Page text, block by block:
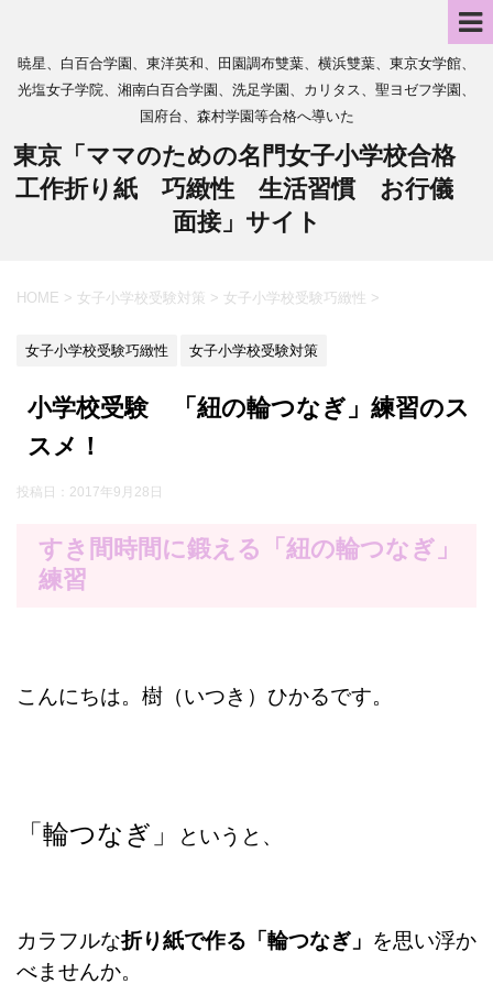
暁星、白百合学園、東洋英和、田園調布雙葉、横浜雙葉、東京女学館、
光塩女子学院、湘南白百合学園、洗足学園、カリタス、聖ヨゼフ学園、
国府台、森村学園等合格へ導いた
東京「ママのための名門女子小学校合格
工作折り紙 巧緻性 生活習慣 お行儀
面接」サイト
HOME > 女子小学校受験対策 > 女子小学校受験巧緻性 >
女子小学校受験巧緻性 女子小学校受験対策
小学校受験 「紐の輪つなぎ」練習のス
スメ！
投稿日： 2017年9月28日
すき間時間に鍛える「紐の輪つなぎ」
練習
こんにちは。樹（いつき）ひかるです。
「輪つなぎ」 というと、
カラフルな折り紙で作る「輪つなぎ」 を思い浮か
べませんか。